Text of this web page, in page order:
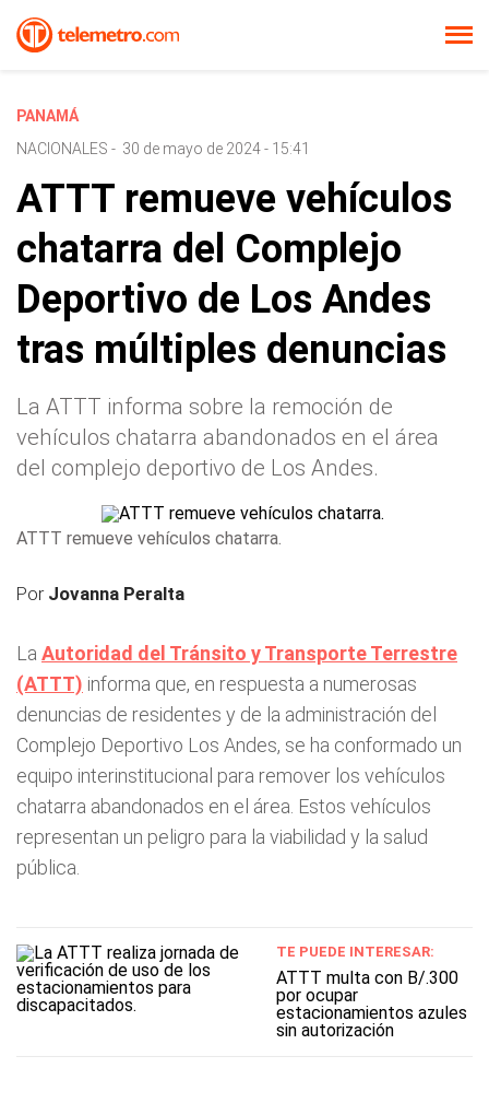
PANAMÁ
NACIONALES - 30 de mayo de 2024 - 15:41
ATTT remueve vehículos
chatarra del Complejo
Deportivo de Los Andes
tras múltiples denuncias
La ATTT informa sobre la remoción de
vehículos chatarra abandonados en el área
del complejo deportivo de Los Andes.
ATTT remueve vehículos chatarra.
Por Jovanna Peralta
La Autoridad del Tránsito y Transporte Terrestre
(ATTT) informa que, en respuesta a numerosas
denuncias de residentes y de la administración del
Complejo Deportivo Los Andes, se ha conformado un
equipo interinstitucional para remover los vehículos
chatarra abandonados en el área. Estos vehículos
representan un peligro para la viabilidad y la salud
pública.
TE PUEDE INTERESAR:
ATTT multa con B/.300
por ocupar
estacionamientos azules
sin autorización